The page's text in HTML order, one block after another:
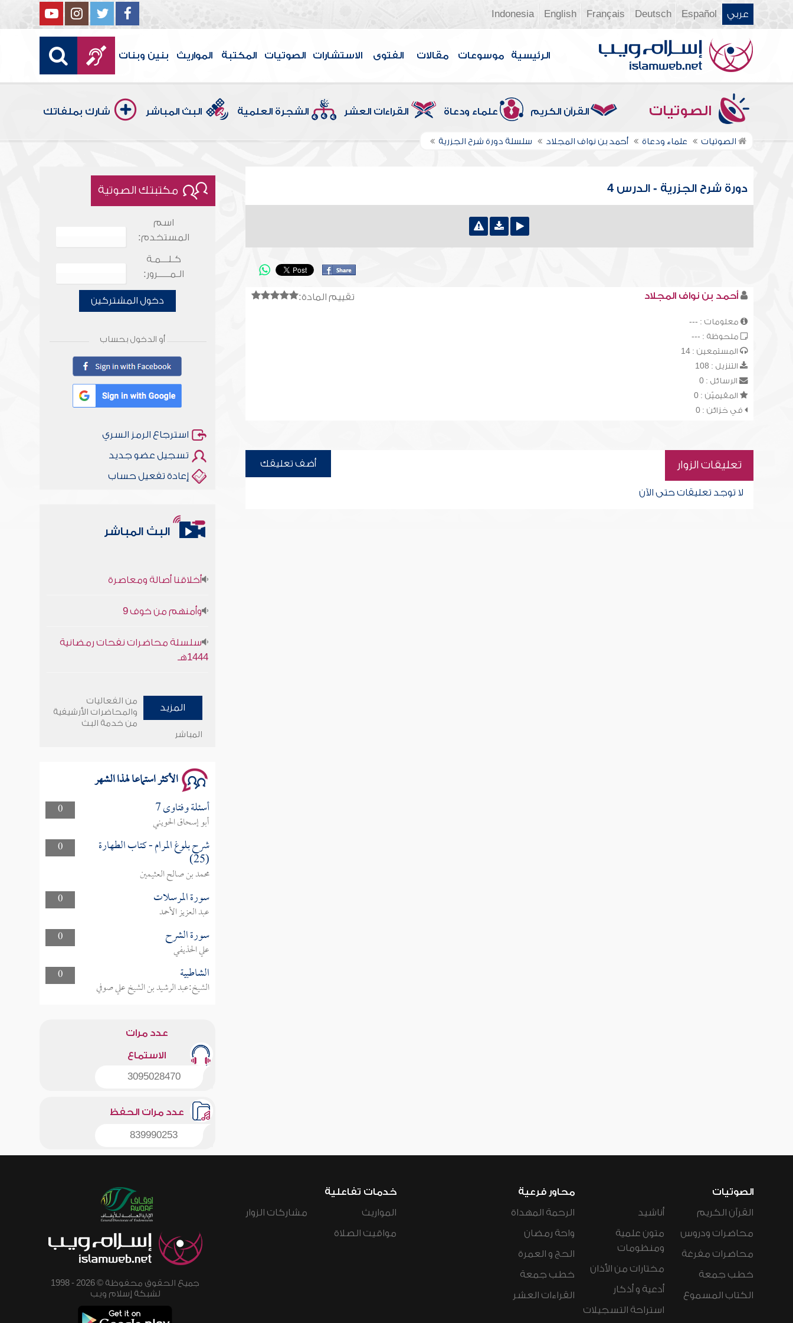
عربي Español
Deutsch
Français
English
Indonesia
الرئيسية موسوعات مقالات الفتوى الاستشارات الصوتيات المكتبة المواريث بنين وبنات
الصوتيات القرآن الكريم علماء ودعاة القراءات العشر الشجرة العلمية البث المباشر شارك بملفاتك
الصوتيات علماء ودعاة أحمد بن نواف المجلاد سلسلة دورة شرح الجزرية
دورة شرح الجزرية - الدرس 4
تقييم المادة: أحمد بن نواف المجلاد
معلومات : ---
ملحوظة : ---
المستمعين : 14
التنزيل : 108
الرسائل : 0
المقيميّن : 0
في خزائن : 0
تعليقات الزوار أضف تعليقك
لا توجد تعليقات حتى الآن
مكتبتك الصوتية
اسم
المستخدم:
كـلـــمـة
الـمـــــرور:
دخول المشتركين
أو الدخول بحساب
استرجاع الرمز السري
تسجيل عضو جديد
إعادة تفعيل حساب
البث المباشر
1444هـ
وأمنهم من خوف 9
المزيد
من الفعاليات
والمحاضرات الأرشيفية
من خدمة البث
المباشر
الأكثر استماعا لهذا الشهر
0 أسئلة وفتاوى 7
أبو إسحاق الحويني
0
شرح بلوغ المرام - كتاب الطهارة
(25)
محمد بن صالح العثيمين
0
سورة المرسلات
عبد العزيز الأحمد
0
سورة الشرح
علي الحذيفي
0
الشاطبية
الشيخ:عبد الرشيد بن الشيخ علي صوفي
عدد مرات
الاستماع
3095028470
عدد مرات الحفظ
839990253
الصوتيات
القرآن الكريم
محاضرات ودروس
محاضرات مفرغة
خطب جمعة
الكتاب المسموع
أناشيد
متون علمية
ومنظومات
مختارات من الأذان
أدعية و أذكار
استراحة التسجيلات
محاور فرعية
الرحمة المهداة
واحة رمضان
الحج و العمرة
خطب جمعة
القراءات العشر
خدمات تفاعلية
المواريث
مواقيت الصلاة
مشاركات الزوار
جميع الحقوق محفوظة © 2026 - 1998
لشبكة إسلام ويب